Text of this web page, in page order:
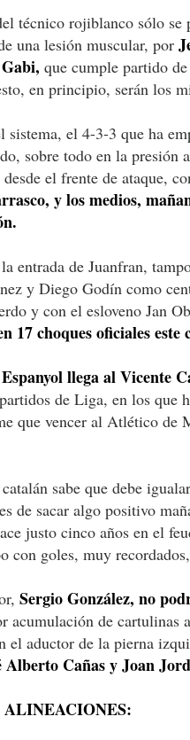
técnico rojiblanco sólo se
una lesión muscular, por
que cumple partido
en principio, serán los
sistema, el 4-3-3 que ha
sobre todo en la
desde el frente de ataque,
y los medios,
entrada de Juanfran,
y Diego Godín como
y con el esloveno Jan
17 choques oficiales este
Espanyol llega al Vicente
de Liga, en los que
que vencer al Atlético de
sabe que debe
de sacar algo positivo
justo cinco años en el
con goles, muy
Sergio González, no
acumulación de cartulinas
el aductor de la pierna
Alberto Cañas y Joan
ALINEACIONES: